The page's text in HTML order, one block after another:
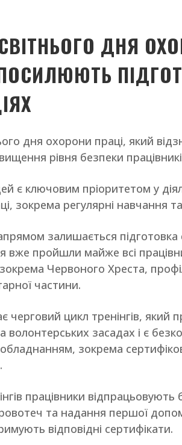
ДНЯ
дня охорони праці, який
рівня безпеки
є ключовим пріоритетом у
зокрема регулярні навчання
залишається
вже пройшли майже всі
зокрема Червоного Хреста,
частини.
черговий цикл тренінгів,
волонтерських засадах і є
зокрема
працівники
та надання першої
відповідні сертифікати.